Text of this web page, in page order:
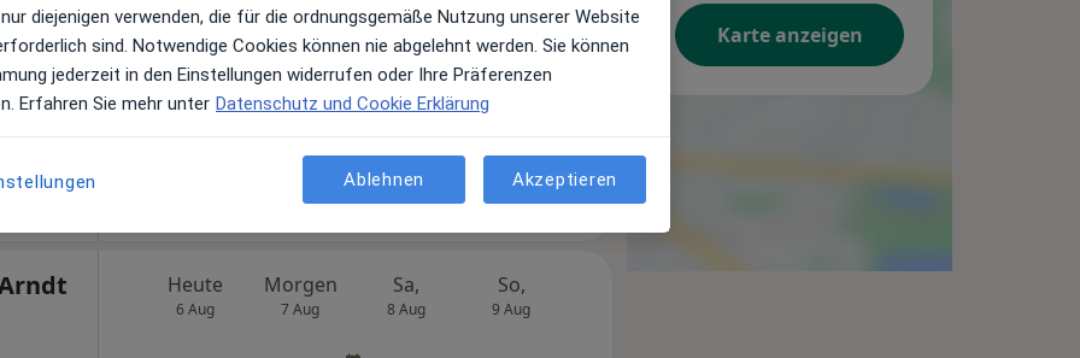
Online-Terminbuchung nicht verfügbar
Terminanfrage senden
Heute
6 Aug
Morgen
7 Aug
Sa,
8 Aug
So,
9 Aug
Karte anzeigen
diejenigen verwenden, die für die ordnungsgemäße Nutzung unserer Website
sind. Notwendige Cookies können nie abgelehnt werden. Sie können
jederzeit in den Einstellungen widerrufen oder Ihre Präferenzen
Erfahren Sie mehr unter Datenschutz und Cookie Erklärung
Ablehnen Akzeptieren